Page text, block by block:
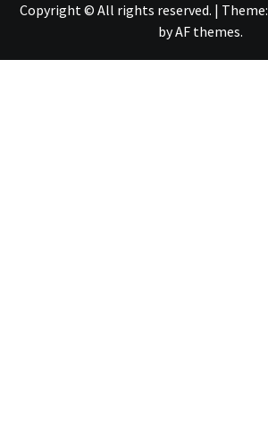
Copyright © All rights reserved. | Theme:
byAF themes.